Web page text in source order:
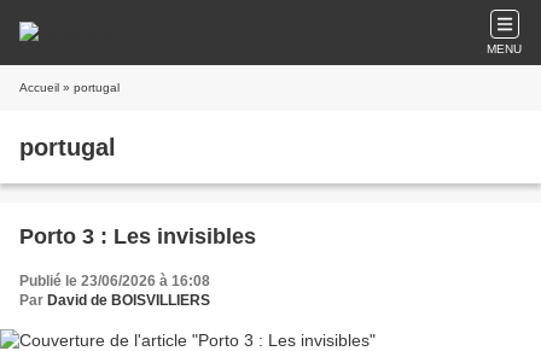
MENU
Accueil » portugal
portugal
Porto 3 : Les invisibles
Publié le 23/06/2026 à 16:08
Par David de BOISVILLIERS